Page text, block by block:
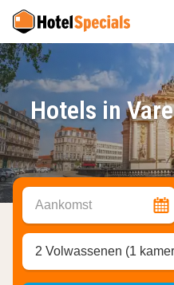
Hotels in
Aankomst
2 Volwassenen (1